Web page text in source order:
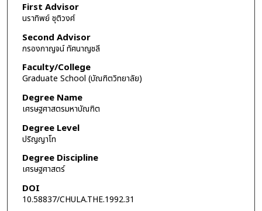
First Advisor
นราทิพย์ ชุติวงศ์
Second Advisor
กรองกาญจน์ ทัศนาญชลี
Faculty/College
Graduate School (บัณฑิตวิทยาลัย)
Degree Name
เศรษฐศาสตรมหาบัณฑิต
Degree Level
ปริญญาโท
Degree Discipline
เศรษฐศาสตร์
DOI
10.58837/CHULA.THE.1992.31